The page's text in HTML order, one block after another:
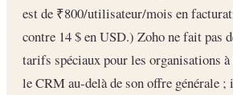
est de ₹800/utilisateur/mois en
contre 14 $ en USD.) Zoho ne fait pas
tarifs spéciaux pour les organisations
le CRM au-delà de son offre générale